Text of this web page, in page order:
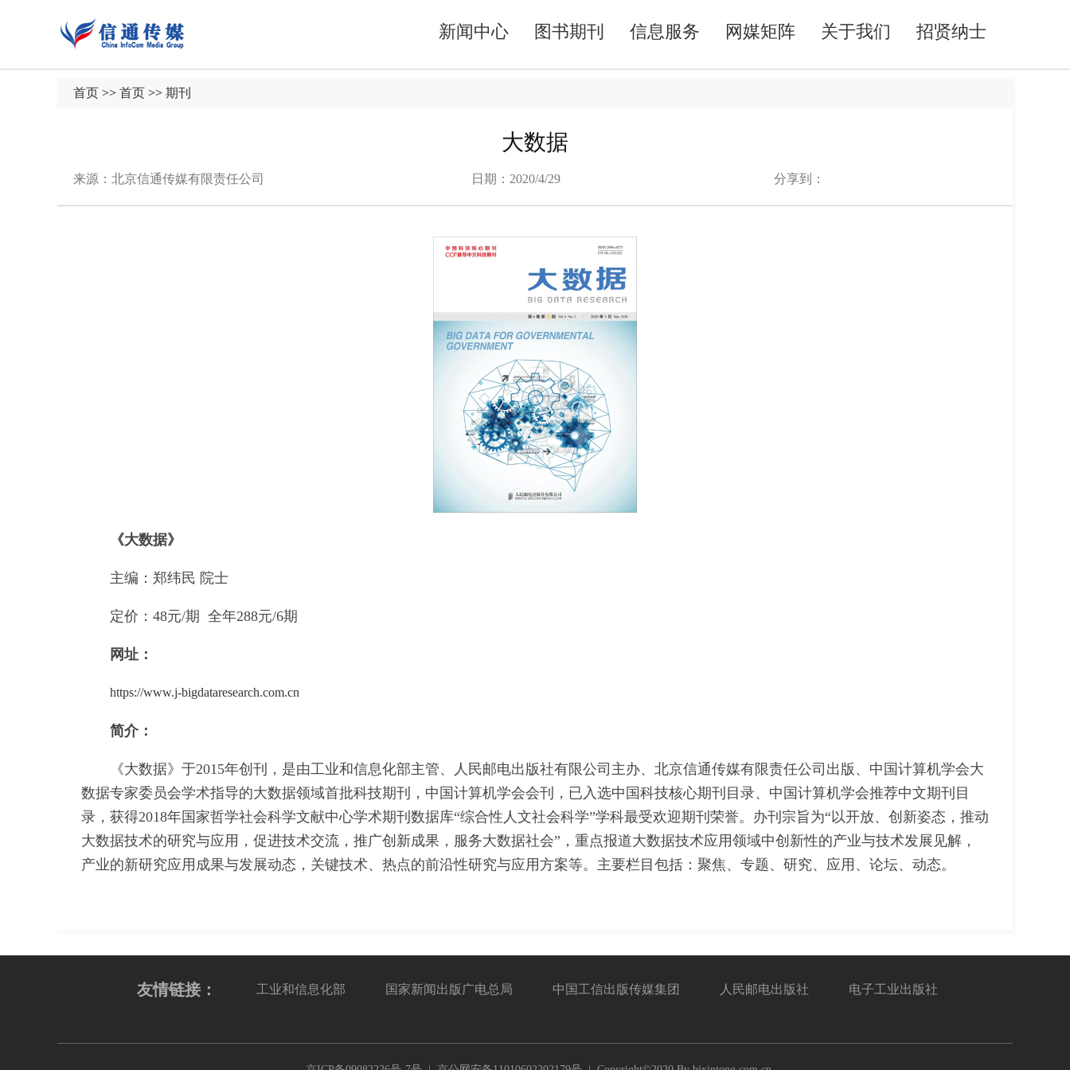
新闻中心 图书期刊 信息服务 网媒矩阵 关于我们 招贤纳士
首页 >> 首页 >> 期刊
大数据
来源：北京信通传媒有限责任公司 日期：2020/4/29 分享到：
《大数据》
主编：郑纬民 院士
定价：48元/期 全年288元/6期
网址：
https://www.j-bigdataresearch.com.cn
简介：
《大数据》于2015年创刊，是由工业和信息化部主管、人民邮电出版社有限公司主办、北京信通传媒有限责任公司出版、中国计算机学会大
数据专家委员会学术指导的大数据领域首批科技期刊，中国计算机学会会刊，已入选中国科技核心期刊目录、中国计算机学会推荐中文期刊目
录，获得2018年国家哲学社会科学文献中心学术期刊数据库“综合性人文社会科学”学科最受欢迎期刊荣誉。办刊宗旨为“以开放、创新姿态，推动
大数据技术的研究与应用，促进技术交流，推广创新成果，服务大数据社会”，重点报道大数据技术应用领域中创新性的产业与技术发展见解，
产业的新研究应用成果与发展动态，关键技术、热点的前沿性研究与应用方案等。主要栏目包括：聚焦、专题、研究、应用、论坛、动态。
友情链接： 工业和信息化部 国家新闻出版广电总局 中国工信出版传媒集团 人民邮电出版社 电子工业出版社